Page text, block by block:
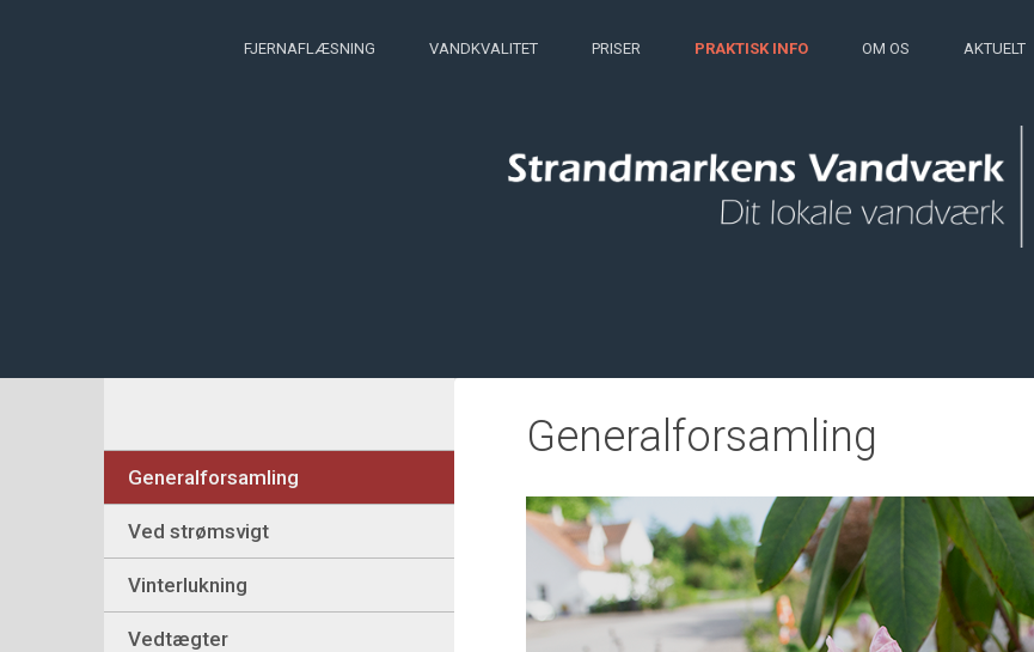
FJERNAFLÆSNING VANDKVALITET PRISER PRAKTISK INFO OM OS AKTUELT
Generalforsamling
Ved strømsvigt
Vinterlukning
Vedtægter
Generalforsamling